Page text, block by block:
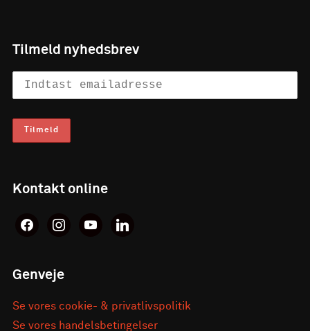
Tilmeld nyhedsbrev
Kontakt online
facebookinstagramyoutubelinkedin
Genveje
Se vores cookie- & privatlivspolitik
Se vores handelsbetingelser